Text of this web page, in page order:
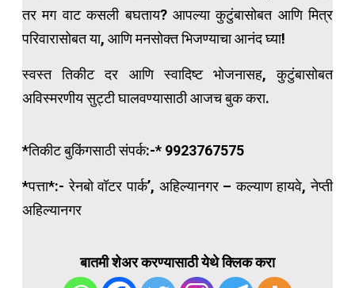
तर मग वाट कसली बघताय? आपल्या कुटुंबासोबत आणि मित्र
परिवारासोबत या, आणि मनसोक्त भिजण्याचा आनंद घ्या!
स्वस्त तिकीट दर आणि स्वादिष्ट भोजनासह, कुटुंबासोबत
अविस्मरणीय सुट्टी घालवण्यासाठी आजच बुक करा.
*तिकीट बुकिंगसाठी संपर्क:-* 9923767575
*पत्ता*:- रेनबो वॉटर पार्क’, अहिल्यानगर – कल्याण हायवे, नेप्ती
अहिल्यानगर
बातमी शेअर करण्यासाठी येथे क्लिक करा